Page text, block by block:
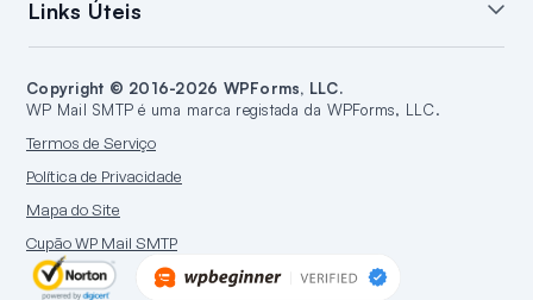
Segurança
Alertas de Falha de E-mail
Relatórios de E-mail
WordPress
Roteamento Inteligente
Integração Brevo
Integração SMTP.com
Integração Amazon SES
Integração Google/Gmail
Integração Mailgun
Integração Microsoft 365
Integração Outlook.com
Integração Postmark
Integração Sendgrid
Links Úteis
Documentação
Alojamento WordPress
Criar um Website
Guias WordPress
Copyright © 2016-2026 WPForms, LLC.
WP Mail SMTP é uma marca registada da WPForms, LLC.
Termos de Serviço
Política de Privacidade
Mapa do Site
Cupão WP Mail SMTP